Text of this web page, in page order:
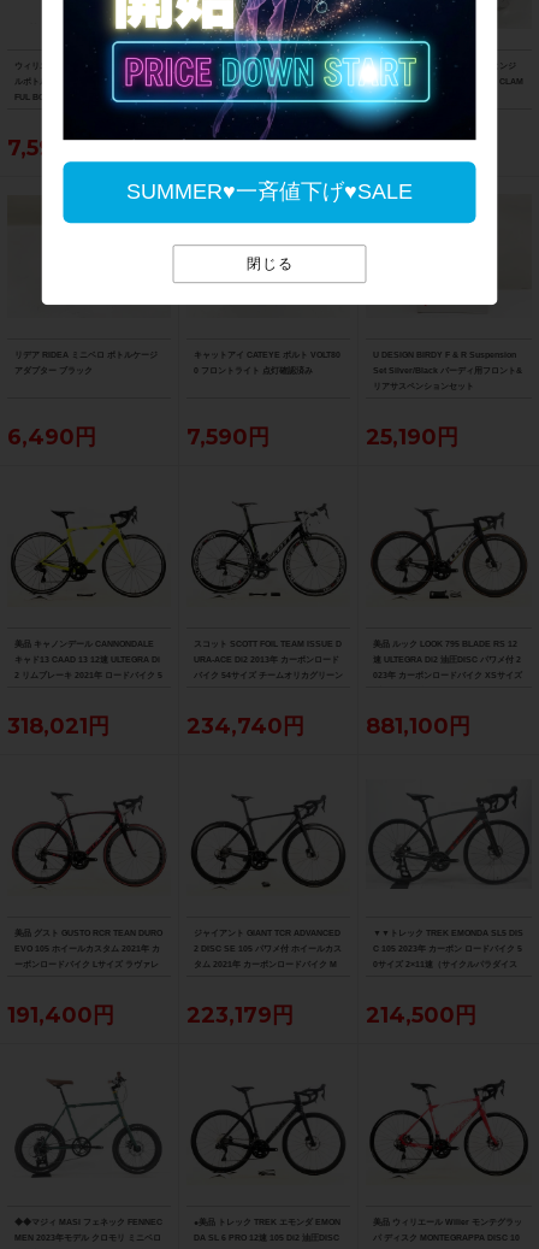
SUMMER♥一斉値下げ♥SALE
閉じる
ウィリエール WILIER エーエム カラフ
ルボトルケージ 2個セット AM COLOR
FUL BOTTLECAGE
7,590円
アブス ABUS ユーグリップボルドー U
GRIP BORDO 5700 80cm ブレードロ
ック 鍵
5,390円
リデア RIDEA ブロンプトン用 ヒンジ
クランプ アッセンブリー HINGE CLAM
P ASSEMBLY シルバー
9,790円
リデア RIDEA ミニベロ ボトルケージ
アダプター ブラック
6,490円
キャットアイ CATEYE ボルト VOLT80
0 フロントライト 点灯確認済み
7,590円
U DESIGN BIRDY F & R Suspension
Set Silver/Black バーディ用フロント&
リアサスペンションセット
25,190円
美品 キャノンデール CANNONDALE
キャド13 CAAD 13 12速 ULTEGRA Di
2 リムブレーキ 2021年 ロードバイク 5
318,021円
スコット SCOTT FOIL TEAM ISSUE D
URA-ACE Di2 2013年 カーボンロード
バイク 54サイズ チームオリカグリーン
234,740円
美品 ルック LOOK 795 BLADE RS 12
速 ULTEGRA Di2 油圧DISC パワメ付 2
023年 カーボンロードバイク XSサイズ
881,100円
美品 グスト GUSTO RCR TEAN DURO
EVO 105 ホイールカスタム 2021年 カ
ーボンロードバイク Lサイズ ラヴァレ
191,400円
ジャイアント GIANT TCR ADVANCED
2 DISC SE 105 パワメ付 ホイールカス
タム 2021年 カーボンロードバイク M
223,179円
▼▼トレック TREK EMONDA SL5 DIS
C 105 2023年 カーボン ロードバイク 5
0サイズ 2×11速（サイクルパラダイス
214,500円
◆◆マジィ MASI フェネック FENNEC
MEN 2023年モデル クロモリ ミニベロ
●美品 トレック TREK エモンダ EMON
DA SL 6 PRO 12速 105 Di2 油圧DISC
美品 ウィリエール Wilier モンテグラッ
パ ディスク MONTEGRAPPA DISC 10